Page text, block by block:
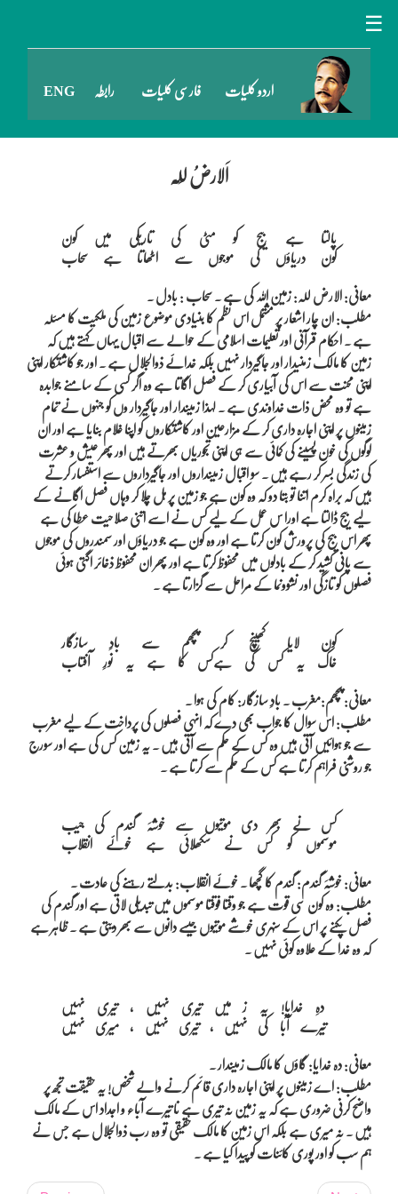
☰
اردو کلیات فارسی کلیات رابطہ ENG
اَلارضُ لِلّہ
پالتا ہے بیج کو مٹی کی تاریکی میں کون
کون دریاؤں کی موجوں سے اٹھاتا ہے سحاب
معانی: الارض للہ: زمین اللہ کی ہے ۔ سحاب : بادل ۔
مطلب: ان چار اشعار پر مشتمل اس نظم کا بنیادی موضوع زمین کی ملکیت کا مسئلہ
ہے ۔ احکام قرآنی اور تعلیمات اسلامی کے حوالے سے اقبال یہاں کہتے ہیں کہ
زمین کا مالک زمنیدار اور جاگیردار نہیں بلکہ خدائے ذوالجلال ہے ۔ اور جو کاشتکار اپنی
اپنی محنت سے اس کی آبیاری کر کے فصل اگاتا ہے وہ اگر کسی کے سامنے جوابدہ
ہے تو وہ محض ذات خداوندی ہے ۔ لہذا زمیندار اور جاگیردار وں کو جنہوں نے تمام
زمینوں پر اپنی اجارہ داری کر کے مزارعین اور کاشتکاروں کو اپنا غلام بنایا ہے اور ان
لوگوں کی خون پسینے کی کمائی سے ہی اپنی تجوریاں بھرتے ہیں اور پھر عیش و عشرت
کی زندگی بسر کر رہے ہیں ۔ سو اقبال زمینداروں اور جاگیرداروں سے استفسار کرتے
ہیں کہ براہ کرم اتنا تو بتا دو کہ وہ کون ہے جو زمین پر ہل چلا کر وہاں فصل اگانے کے
لیے بیج ڈالتا ہے اورا س عمل کے لیے کس نے اسے اتنی صلاحیت عطا کی ہے
پھر اس بیج کی پرورش کون کرتا ہے اور وہ کون ہے جو دریاؤں اور سمندروں کی موجوں
سے پانی کشید کر کے بادلوں میں محفوظ کرتا ہے اور پھر ان محفوظ ذخائر اگتی ہوئی
فصلوں کو تازگی اور نشوونما کے مراحل سے گزارتا ہے ۔
کون لایا کھینچ کر پچھم سے بادِ سازگار
معانی: پچھم:مغرب ۔ بادِ سازگار: کام کی ہوا ۔
مطلب: اس سوال کا جواب بھی دے کہ انہی فصلوں کی پرداخت کے لیے مغرب
سے جو ہوائیں آتی ہیں وہ کس کے حکم سے آتی ہیں ۔ یہ زمین کس کی ہے اور سورج
جو روشنی فراہم کرتا ہے کس کے حکم سے کرتا ہے ۔
کس نے بھر دی موتیوں سے خوشہَ گندم کی جیب
معانی: خوشہَ گندم: گندم کا گچھا ۔ خوئے انقلاب: بدلتے رہنے کی عادت ۔
مطلب: وہ کون سی قوت ہے جو وقتا فوقتا موسموں میں تبدیلی لاتی ہے اور گندم کی
فصل پکنے پر اس کے سنہری خوشے موتیوں جیسے دانوں سے بھر دیتی ہے ۔ ظاہر ہے
کہ وہ خدا کے علاوہ کوئی نہیں ۔
دہِ خدایا! یہ ز میں تیری نہیں ، تیری نہیں
معانی: دہ خدایا: گاؤں کا مالک زمیندار ۔
مطلب: اے زمینوں پر اپنی اجارہ داری قائم کرنے والے شخص! یہ حقیقت تجھ پر
واضح کرنی ضروری ہے کہ یہ زمین نہ تیری ہے نا تیرے آباء و اجداد اس کے مالک
ہیں ۔ نہ میری ہے بلکہ اس زمین کا مالک حقیقی تو وہ رب ذوالجلال ہے جس نے
ہم سب کو اور پوری کائنات کو پیدا کیا ہے ۔